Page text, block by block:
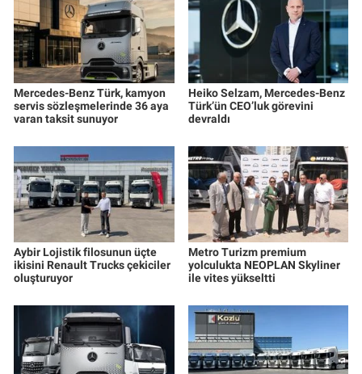
Mercedes-Benz Türk, kamyon
servis sözleşmelerinde 36 aya
varan taksit sunuyor
Heiko Selzam, Mercedes-Benz
Türk’ün CEO’luk görevini
devraldı
Aybir Lojistik filosunun üçte
ikisini Renault Trucks çekiciler
oluşturuyor
Metro Turizm premium
yolculukta NEOPLAN Skyliner
ile vites yükseltti